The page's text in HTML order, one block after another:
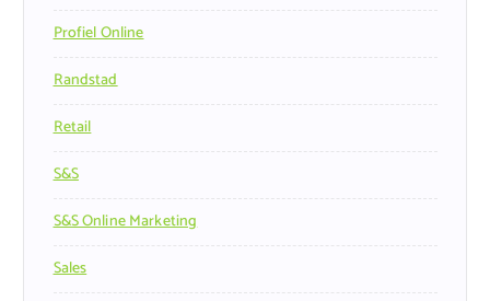
Profiel Online
Randstad
Retail
S&s
S&s Online Marketing
Sales